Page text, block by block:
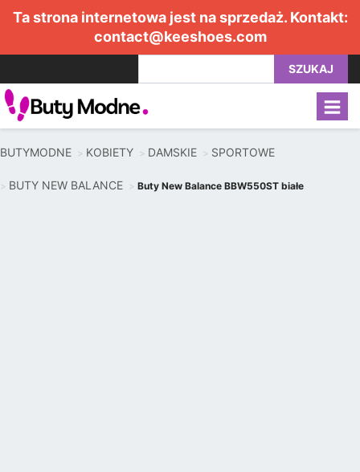
Ta strona internetowa jest na sprzedaż. Kontakt:
contact@keeshoes.com
SZUKAJ
BUTYMODNE KOBIETY DAMSKIE SPORTOWE
BUTY NEW BALANCE Buty New Balance BBW550ST białe